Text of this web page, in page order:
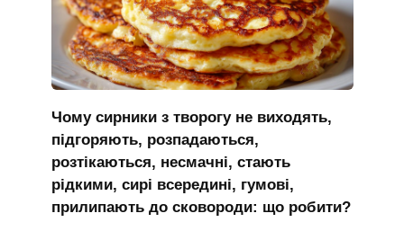
Чому сирники з творогу не виходять,
підгоряють, розпадаються,
розтікаються, несмачні, стають
рідкими, сирі всередині, гумові,
прилипають до сковороди: що робити?